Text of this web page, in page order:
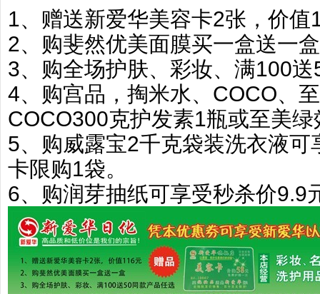
1、赠送新爱华美容卡2张，价值
2、购斐然优美面膜买一盒送一盒
3、购全场护肤、彩妆、满100
4、购宫品，掏米水、COCO、
COCO300克护发素1瓶或至美
5、购威露宝2千克袋装洗衣液
卡限购1袋。
6、购润芽抽纸可享受秒杀价9.9